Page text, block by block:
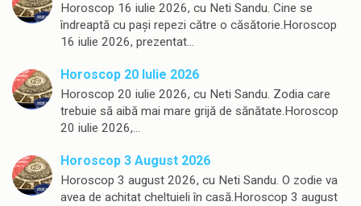
Horoscop 16 iulie 2026, cu Neti Sandu. Cine se
îndreaptă cu pași repezi către o căsătorie.Horoscop
16 iulie 2026, prezentat…
Horoscop 20 Iulie 2026
Horoscop 20 iulie 2026, cu Neti Sandu. Zodia care
trebuie să aibă mai mare grijă de sănătate.Horoscop
20 iulie 2026,…
Horoscop 3 August 2026
Horoscop 3 august 2026, cu Neti Sandu. O zodie va
avea de achitat cheltuieli în casă.Horoscop 3 august